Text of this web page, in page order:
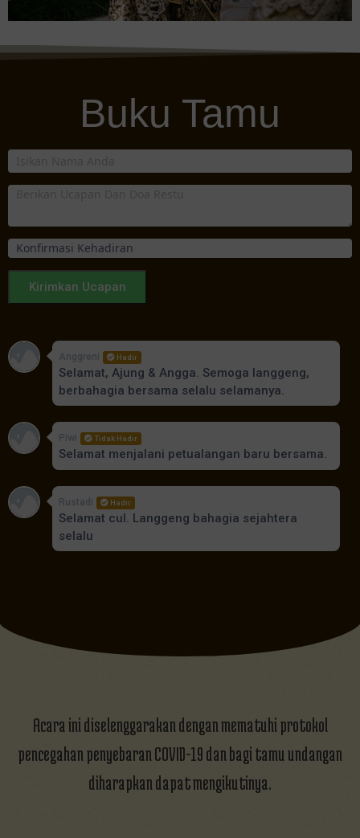
Buku Tamu
Kirimkan Ucapan
Anggreni Hadir
Selamat, Ajung & Angga. Semoga langgeng,
berbahagia bersama selalu selamanya.
Piwi Tidak Hadir
Selamat menjalani petualangan baru bersama.
Rustadi Hadir
Selamat cul. Langgeng bahagia sejahtera
selalu
Acara ini diselenggarakan dengan mematuhi protokol
pencegahan penyebaran COVID-19 dan bagi tamu undangan
diharapkan dapat mengikutinya.